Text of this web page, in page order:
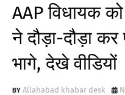
AAP विधायक
ने दौड़ा-दौड़ा
भागे, देखे वीडियों
Allahabad khabar desk